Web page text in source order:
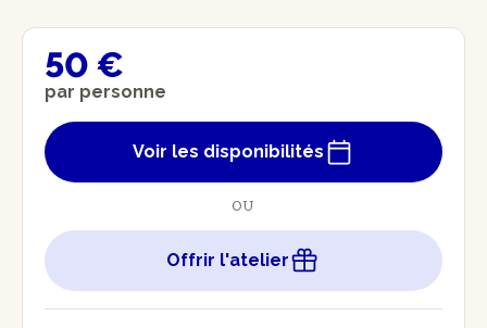
50 €
par personne
Voir les disponibilités
OU
Offrir l'atelier